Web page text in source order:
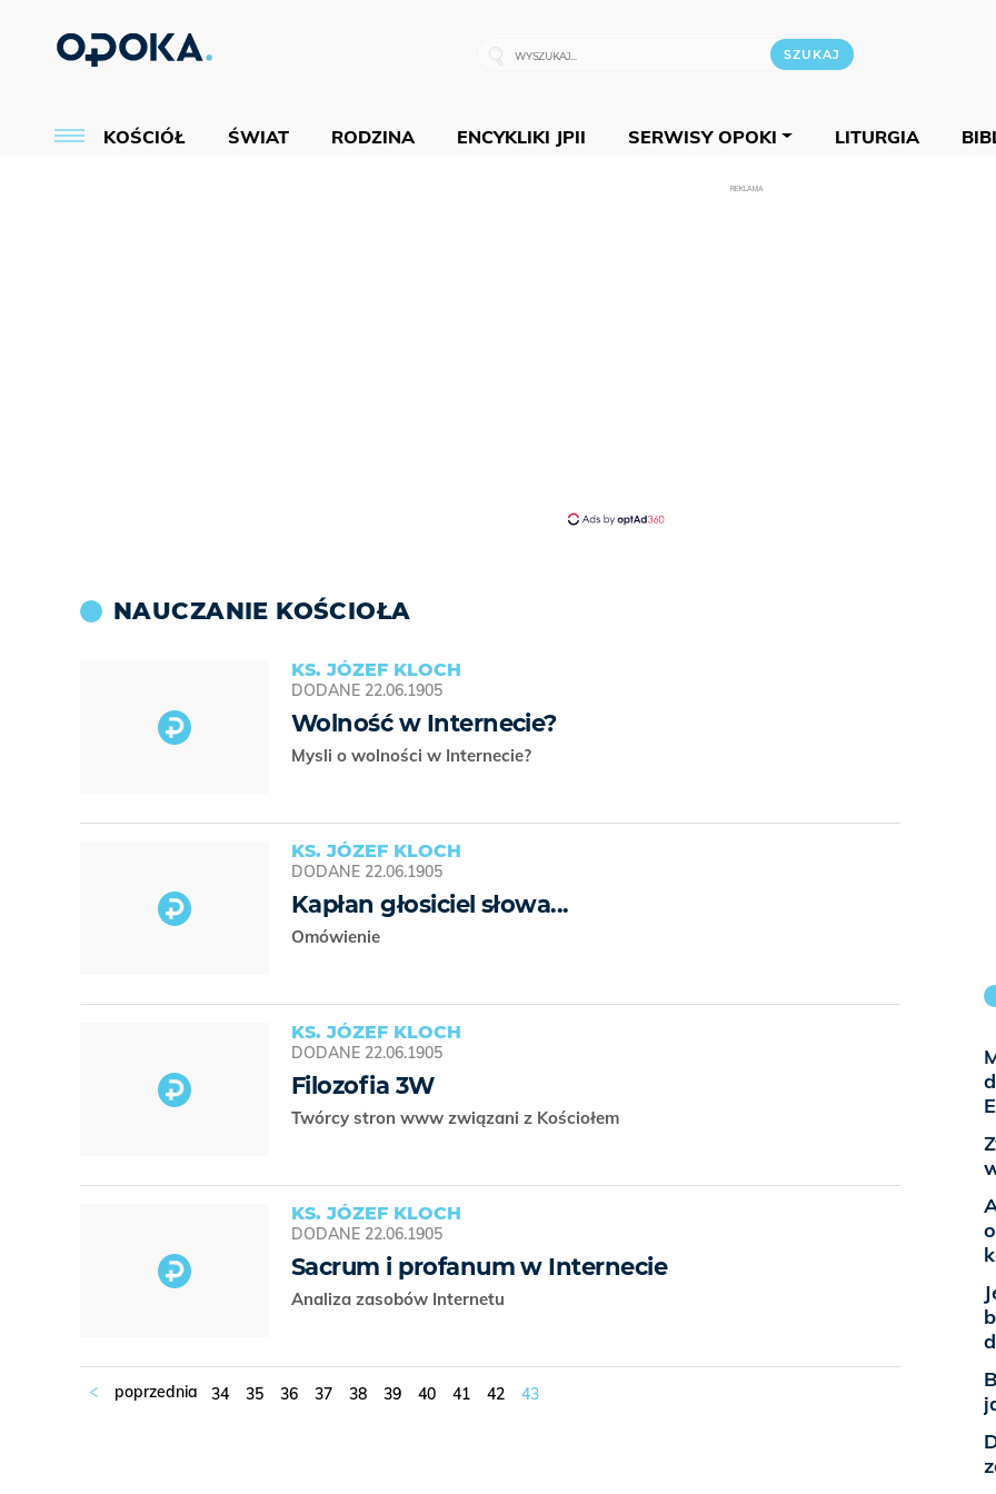
KOŚCIÓŁ ŚWIAT RODZINA ENCYKLIKI JPII SERWISY OPOKI LITURGIA
REKLAMA
NAUCZANIE KOŚCIOŁA
KS. JÓZEF KLOCH
DODANE 22.06.1905
Wolność w Internecie?
Mysli o wolności w Internecie?
KS. JÓZEF KLOCH
DODANE 22.06.1905
Kapłan głosiciel słowa...
Omówienie
KS. JÓZEF KLOCH
DODANE 22.06.1905
Filozofia 3W
Twórcy stron www związani z Kościołem
KS. JÓZEF KLOCH
DODANE 22.06.1905
Sacrum i profanum w Internecie
Analiza zasobów Internetu
34 35 36 37 38 39 40 41 42 43